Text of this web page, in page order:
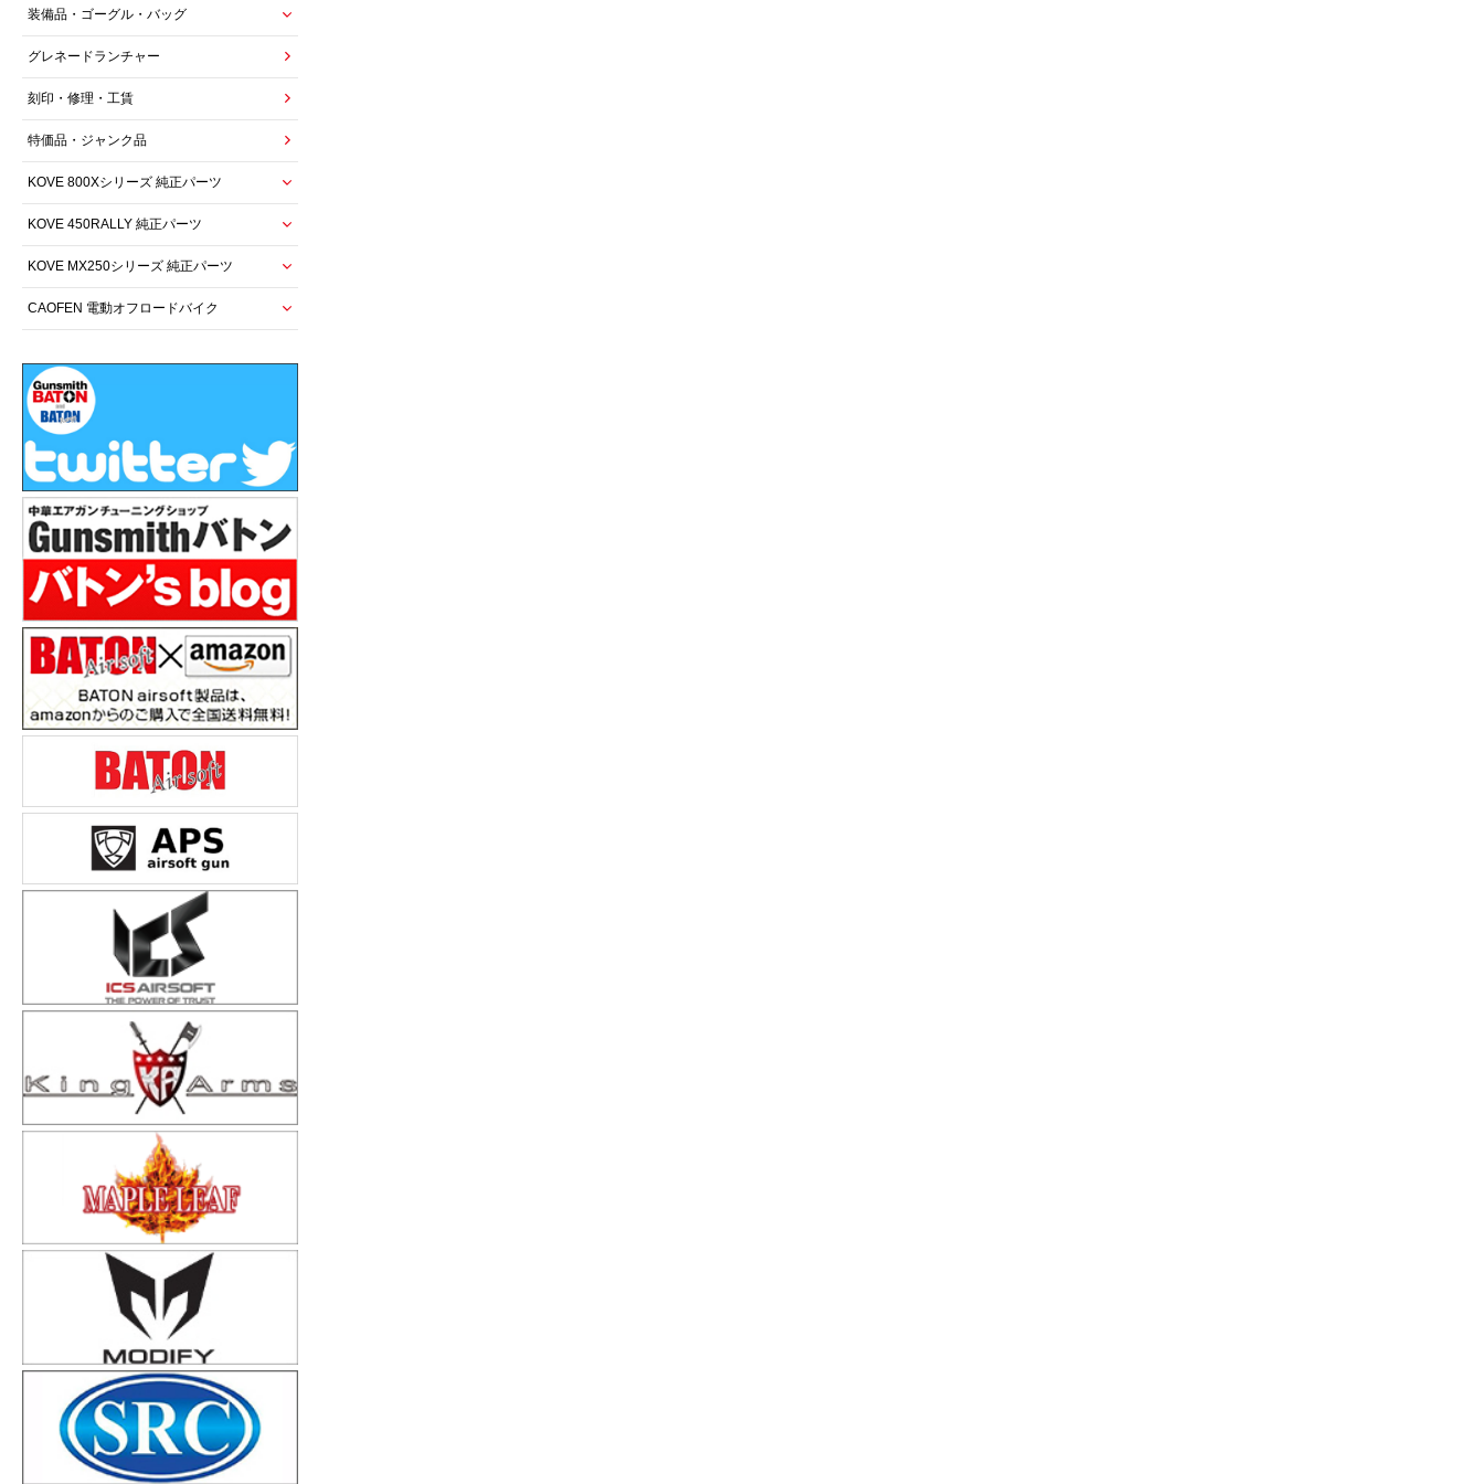
装備品・ゴーグル・バッグ
グレネードランチャー
刻印・修理・工賃
特価品・ジャンク品
KOVE 800Xシリーズ 純正パーツ
KOVE 450RALLY 純正パーツ
KOVE MX250シリーズ 純正パーツ
CAOFEN 電動オフロードバイク